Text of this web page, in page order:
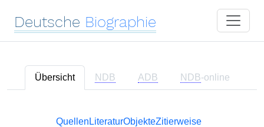
Deutsche Biographie
Übersicht NDB ADB NDB-online
Quellen LiteraturObjekteZitierweise